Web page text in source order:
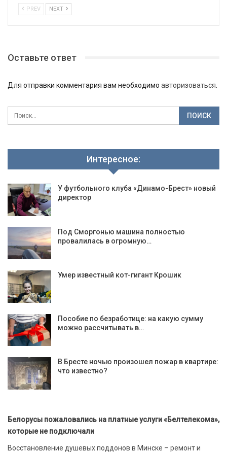
PREV NEXT
Оставьте ответ
Для отправки комментария вам необходимо авторизоваться
Интересное:
У футбольного клуба «Динамо-Брест» новый
директор
Под Сморгонью машина полностью
провалилась в огромную…
Умер известный кот-гигант Крошик
Пособие по безработице: на какую сумму
можно рассчитывать в…
В Бресте ночью произошел пожар в квартире:
что известно?
Белорусы пожаловались на платные услуги «Белтелекома»,
которые не подключали
Восстановление душевых поддонов в Минске – ремонт и